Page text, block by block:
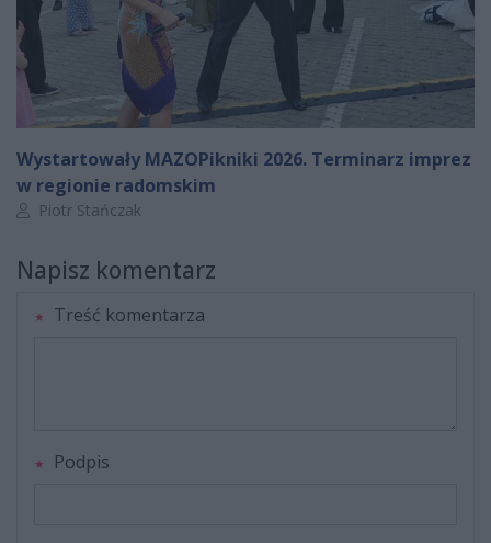
Wystartowały MAZOPikniki 2026. Terminarz imprez
w regionie radomskim
Autor artykułu:
Piotr Stańczak
Napisz komentarz
Treść komentarza
Podpis